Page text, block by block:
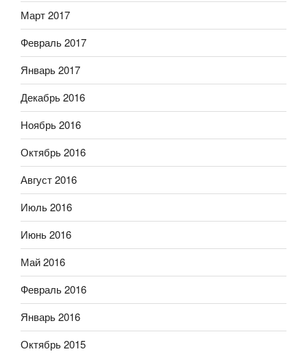
Март 2017
Февраль 2017
Январь 2017
Декабрь 2016
Ноябрь 2016
Октябрь 2016
Август 2016
Июль 2016
Июнь 2016
Май 2016
Февраль 2016
Январь 2016
Октябрь 2015